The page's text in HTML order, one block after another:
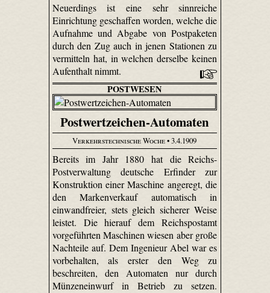
Neuerdings ist eine sehr sinnreiche
Einrichtung geschaffen worden, welche die
Aufnahme und Abgabe von Postpaketen
durch den Zug auch in jenen Stationen zu
vermitteln hat, in welchen derselbe keinen
Aufenthalt nimmt.
POSTWESEN
Postwertzeichen-Automaten
Verkehrstechnische Woche• 3.4.1909
Bereits im Jahr 1880 hat die Reichs-
Postverwaltung deutsche Erfinder zur
Konstruktion einer Maschine angeregt, die
den Markenverkauf automatisch in
einwandfreier, stets gleich sicherer Weise
leistet. Die hierauf dem Reichspostamt
vorgeführten Maschinen wiesen aber große
Nachteile auf. Dem Ingenieur Abel war es
vorbehalten, als erster den Weg zu
beschreiten, den Automaten nur durch
Münzeneinwurf in Betrieb zu setzen.